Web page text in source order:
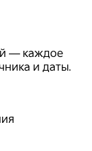
— каждое
и даты.